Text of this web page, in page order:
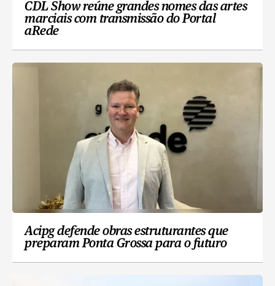
CDL Show reúne grandes nomes das artes
marciais com transmissão do Portal
aRede
Acipg defende obras estruturantes que
preparam Ponta Grossa para o futuro